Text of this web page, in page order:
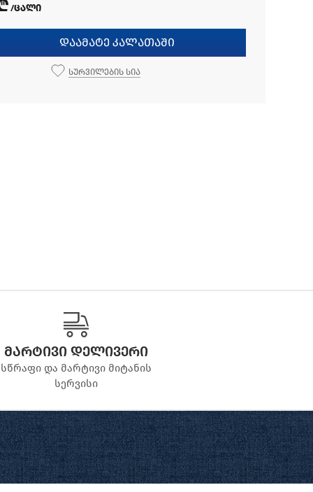
/ცალი
დაამატე კალათაში
სურვილების სია
მარტივი დელივერი
სწრაფი და მარტივი მიტანის
სერვისი